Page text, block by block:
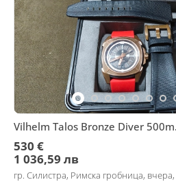
Vilhelm Talos Bronze Diver 500m.
530 €
1 036,59 лв
гр. Силистра, Римска гробница,